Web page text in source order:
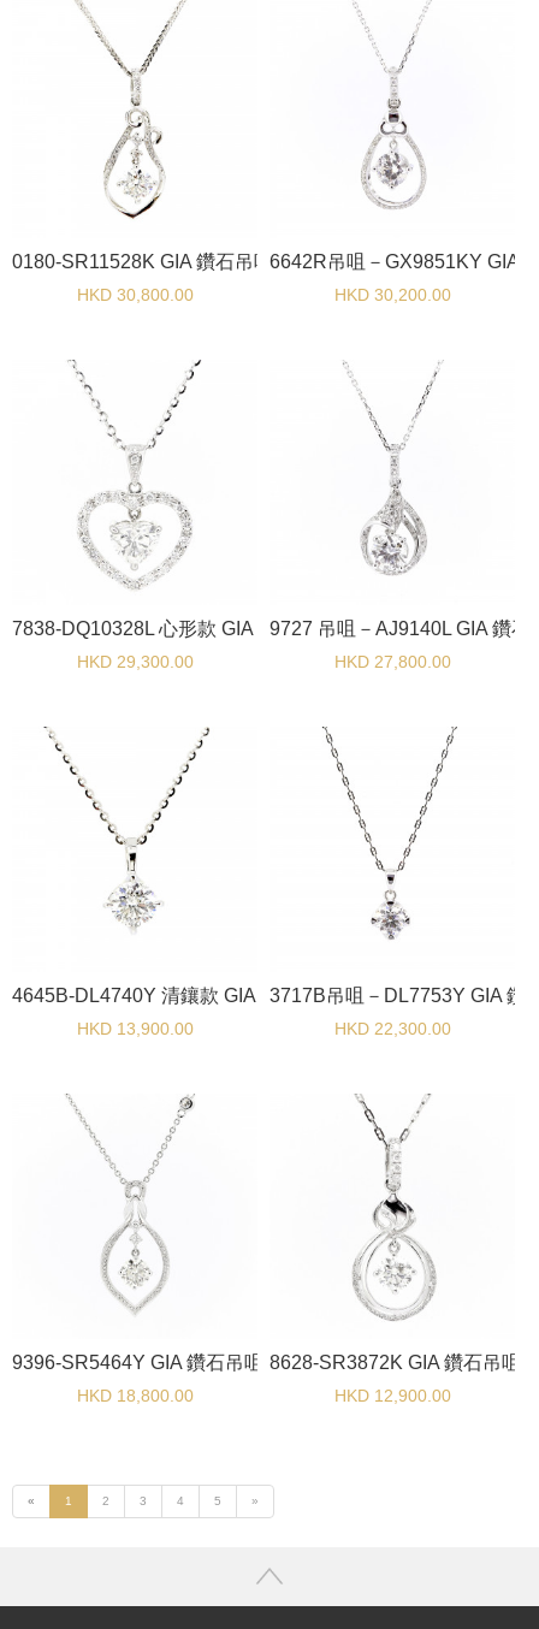
0180-SR11528K GIA 鑽石吊咀
HKD 30,800.00
6642R吊咀－GX9851KY GIA
HKD 30,200.00
7838-DQ10328L 心形款 GIA 鑽石吊咀
HKD 29,300.00
9727 吊咀－AJ9140L GIA 鑽石
HKD 27,800.00
4645B-DL4740Y 清鑲款 GIA 鑽石吊咀
HKD 13,900.00
3717B吊咀－DL7753Y GIA 鑽
HKD 22,300.00
9396-SR5464Y GIA 鑽石吊咀
HKD 18,800.00
8628-SR3872K GIA 鑽石吊咀
HKD 12,900.00
« 1 2 3 4 5 »